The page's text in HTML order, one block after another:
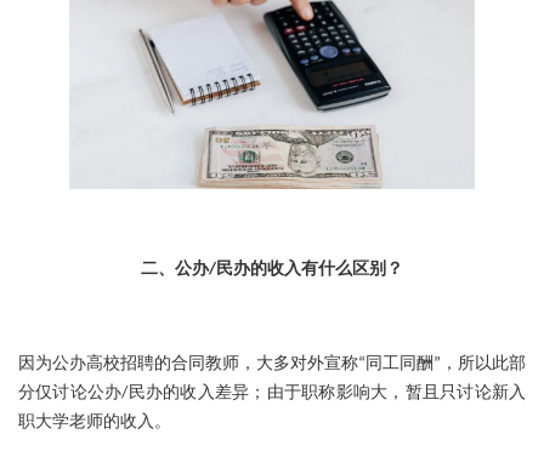
二、公办/民办的收入有什么区别？
因为公办高校招聘的合同教师，大多对外宣称“同工同酬”，所以此部
分仅讨论公办/民办的收入差异；由于职称影响大，暂且只讨论新入
职大学老师的收入。